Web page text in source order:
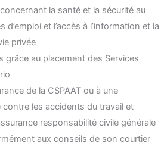
la santé et la sécurité au
d’emploi et l’accès à l’information et la
privée
grâce au placement des Services
de la CSPAAT ou à une
contre les accidents du travail et
responsabilité civile générale
aux conseils de son courtier